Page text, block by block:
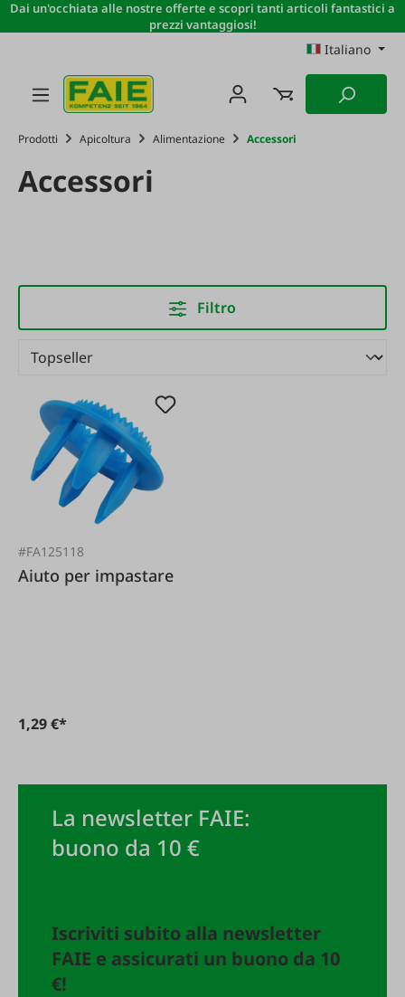
Passa al contenuto principale
Dai un'occhiata alle nostre offerte e scopri tanti articoli fantastici a
prezzi vantaggiosi!
Italiano
Prodotti Apicoltura Alimentazione Accessori
Accessori
Filtro
#FA125118
Aiuto per impastare
1,29 €*
La newsletter FAIE:
buono da 10 €
Iscriviti subito alla newsletter
FAIE e assicurati un buono da 10
€!